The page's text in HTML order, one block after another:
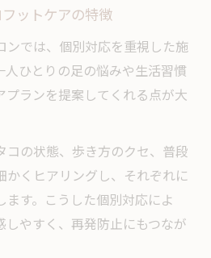
ットケアの特徴
ンでは、個別対応を重視した施
ひとりの足の悩みや生活習慣
プランを提案してくれる点が大
コの状態、歩き方のクセ、普段
かくヒアリングし、それぞれに
す。こうした個別対応によ
しやすく、再発防止にもつなが